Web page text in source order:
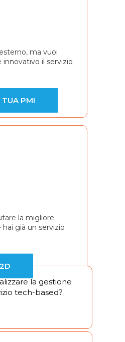
ma vuoi
il servizio
PMI
la migliore
già un servizio
la gestione
tech-based?